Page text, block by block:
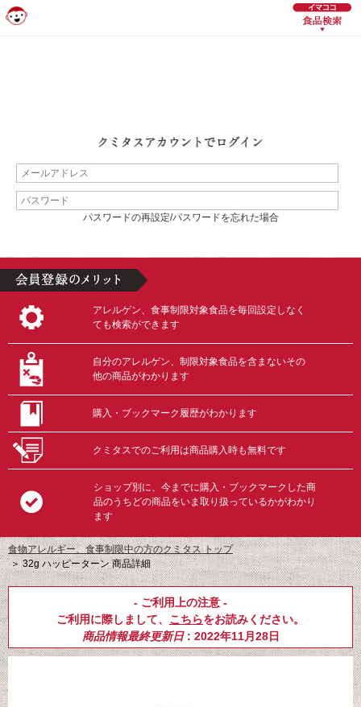
パスワードの再設定/パスワードを忘れた場合
アレルゲン、食事制限対象食品を毎回設定しなく
ても検索ができます
自分のアレルゲン、制限対象食品を含まないその
他の商品がわかります
購入・ブックマーク履歴がわかります
クミタスでのご利用は商品購入時も無料です
ショップ別に、今までに購入・ブックマークした商
品のうちどの商品をいま取り扱っているかがわかり
ます
食物アレルギー、食事制限中の方のクミタス トップ
＞32g ハッピーターン 商品詳細
- ご利用上の注意 -
ご利用に際しまして、 こちらをお読みください。
商品情報最終更新日: 2022年11月28日